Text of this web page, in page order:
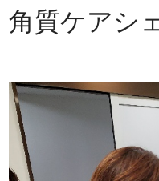
角質ケアシ